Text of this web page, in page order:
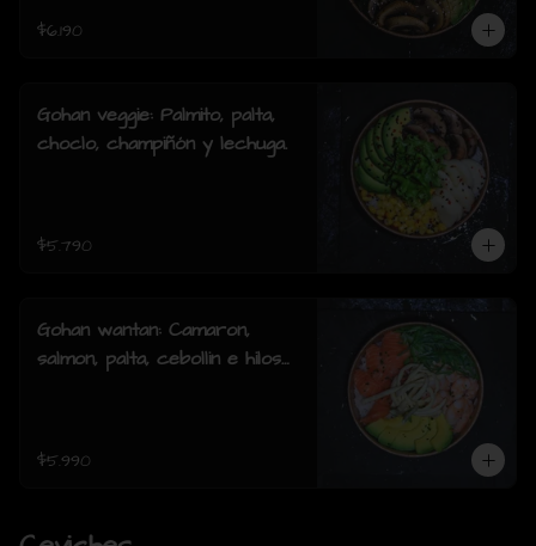
$6.190
Gohan veggie: Palmito, palta,
choclo, champiñón y lechuga.
$5.790
Gohan wantan: Camaron,
salmon, palta, cebollin e hilos
$5.990